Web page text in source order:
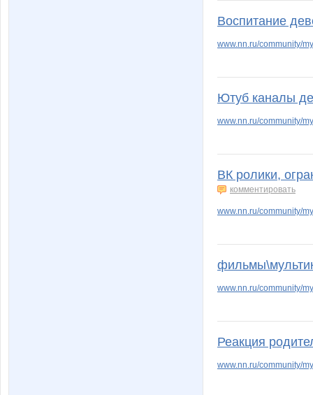
Воспитание
www.nn.ru/community/
Ютуб каналы
www.nn.ru/community/
ВК ролики,
комментировать
www.nn.ru/community/
www.nn.ru/community/
Реакция
www.nn.ru/community/